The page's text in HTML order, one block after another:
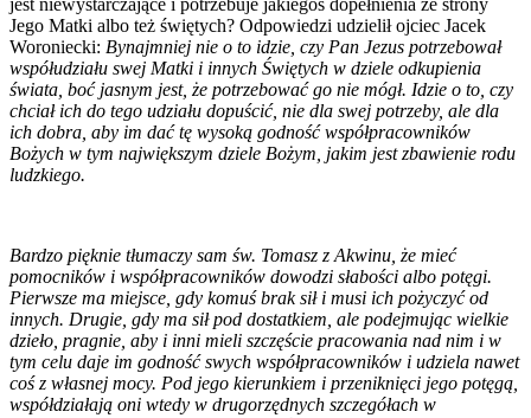
Jego Matki albo też świętych? Odpowiedzi udzielił ojciec Jacek
Woroniecki: Bynajmniej nie o to idzie, czy Pan Jezus potrzebował
współudziału swej Matki i innych Świętych w dziele odkupienia
świata, boć jasnym jest, że potrzebować go nie mógł. Idzie o to, czy
chciał ich do tego udziału dopuścić, nie dla swej potrzeby, ale dla
ich dobra, aby im dać tę wysoką godność współpracowników
Bożych w tym największym dziele Bożym, jakim jest zbawienie rodu
ludzkiego.
Bardzo pięknie tłumaczy sam św. Tomasz z Akwinu, że mieć
pomocników i współpracowników dowodzi słabości albo potęgi.
Pierwsze ma miejsce, gdy komuś brak sił i musi ich pożyczyć od
innych. Drugie, gdy ma sił pod dostatkiem, ale podejmując wielkie
dzieło, pragnie, aby i inni mieli szczęście pracowania nad nim i w
tym celu daje im godność swych współpracowników i udziela nawet
coś z własnej mocy. Pod jego kierunkiem i przeniknięci jego potęgą,
współdziałają oni wtedy w drugorzędnych szczegółach w